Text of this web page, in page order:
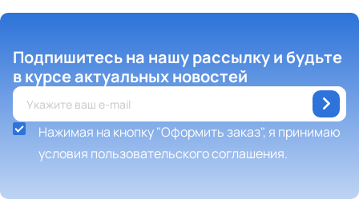
Подпишитесь на нашу рассылкуи будьте
в курсе актуальных новостей
Нажимая на кнопку "Оформить заказ", я принимаю
условия пользовательского соглашения.